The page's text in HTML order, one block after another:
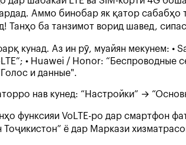
Аммо бинобар як қатор сабабҳо
ба танзимот ворид шавед,
кунад. Аз ин рӯ, муайян мекунем:
• Huawei / Honor: “Беспроводные
и данные".
нав кунед: “Настройки” →
функсияи VoLTE-ро дар смартфон
ё дар Маркази